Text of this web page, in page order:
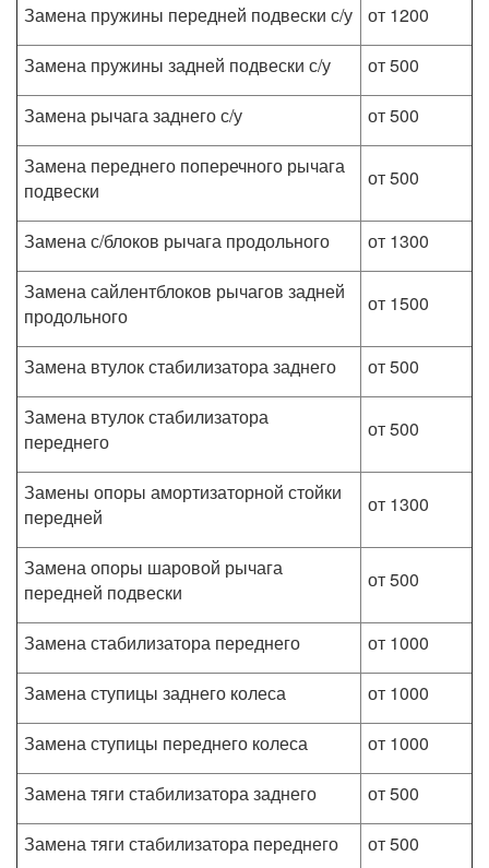
Замена пружины передней подвески с/у
от 1200
Замена пружины задней подвески с/у
от 500
Замена рычага заднего с/у
от 500
Замена переднего поперечного рычага
подвески
от 500
Замена с/блоков рычага продольного
от 1300
Замена сайлентблоков рычагов задней
продольного
от 1500
Замена втулок стабилизатора заднего
от 500
Замена втулок стабилизатора
переднего
от 500
Замены опоры амортизаторной стойки
передней
от 1300
Замена опоры шаровой рычага
передней подвески
от 500
Замена стабилизатора переднего
от 1000
Замена ступицы заднего колеса
от 1000
Замена ступицы переднего колеса
от 1000
Замена тяги стабилизатора заднего
от 500
Замена тяги стабилизатора переднего
от 500